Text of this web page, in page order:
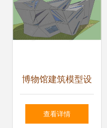
信息库视角
博物馆建筑模型设
计要点与模型下载
查看详情